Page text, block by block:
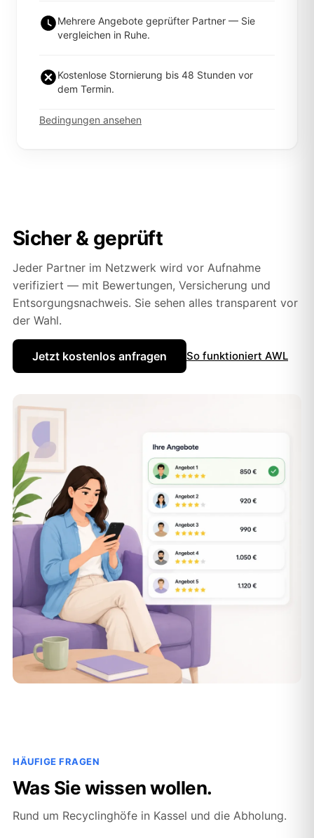
Mehrere Angebote geprüfter Partner — Sie
vergleichen in Ruhe.
Kostenlose Stornierung bis 48 Stunden vor
dem Termin.
Bedingungen ansehen
Sicher & geprüft
Jeder Partner im Netzwerk wird vor Aufnahme
verifiziert — mit Bewertungen, Versicherung und
Entsorgungsnachweis. Sie sehen alles transparent vor
der Wahl.
Jetzt kostenlos anfragen So funktioniert AWL
HÄUFIGE FRAGEN
Was Sie wissen wollen.
Rund um Recyclinghöfe in Kassel und die Abholung.